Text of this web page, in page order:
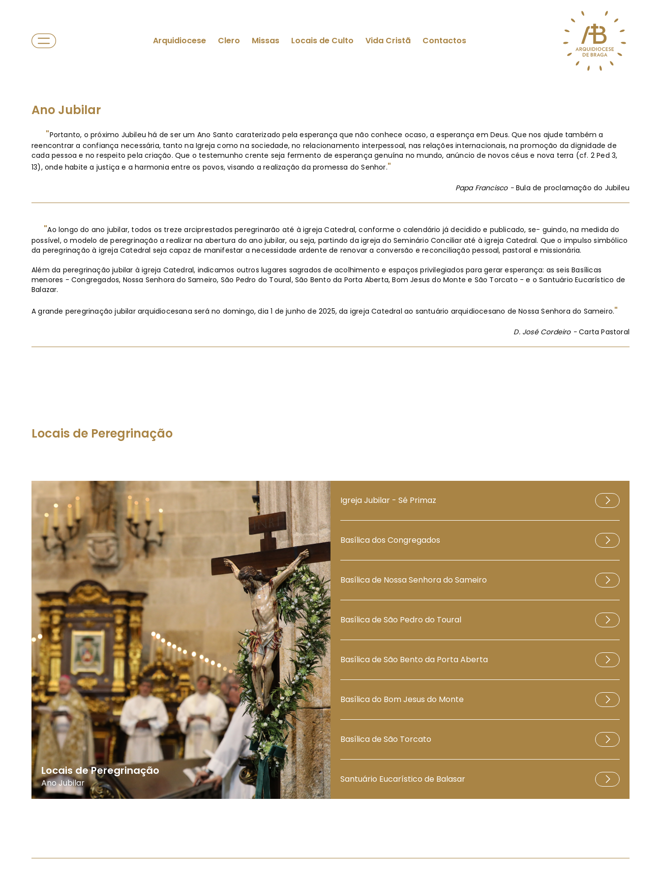
Arquidiocese Clero Missas Locais de Culto Vida Cristã Contactos
Ano Jubilar
"Portanto, o próximo Jubileu há de ser um Ano Santo caraterizado pela esperança que não conhece ocaso, a esperança em Deus. Que nos ajude também a
reencontrar a confiança necessária, tanto na Igreja como na sociedade, no relacionamento interpessoal, nas relações internacionais, na promoção da dignidade de
cada pessoa e no respeito pela criação. Que o testemunho crente seja fermento de esperança genuína no mundo, anúncio de novos céus e nova terra (cf. 2 Ped 3,
13), onde habite a justiça e a harmonia entre os povos, visando a realização da promessa do Senhor."
Papa Francisco - Bula de proclamação do Jubileu
"Ao longo do ano jubilar, todos os treze arciprestados peregrinarão até à igreja Catedral, conforme o calendário já decidido e publicado, se- guindo, na medida do
possível, o modelo de peregrinação a realizar na abertura do ano jubilar, ou seja, partindo da igreja do Seminário Conciliar até à igreja Catedral. Que o impulso simbólico
da peregrinação à igreja Catedral seja capaz de manifestar a necessidade ardente de renovar a conversão e reconciliação pessoal, pastoral e missionária.
Além da peregrinação jubilar à igreja Catedral, indicamos outros lugares sagrados de acolhimento e espaços privilegiados para gerar esperança: as seis Basílicas
menores - Congregados, Nossa Senhora do Sameiro, São Pedro do Toural, São Bento da Porta Aberta, Bom Jesus do Monte e São Torcato - e o Santuário Eucarístico de
Balazar.
A grande peregrinação jubilar arquidiocesana será no domingo, dia 1 de junho de 2025, da igreja Catedral ao santuário arquidiocesano de Nossa Senhora do Sameiro."
D. José Cordeiro -Carta Pastoral
Locais de Peregrinação
Locais de Peregrinação
Ano Jubilar
Igreja Jubilar - Sé Primaz
Basílica dos Congregados
Basílica de Nossa Senhora do Sameiro
Basílica de São Pedro do Toural
Basílica de São Bento da Porta Aberta
Basílica do Bom Jesus do Monte
Basílica de São Torcato
Santuário Eucarístico de Balasar